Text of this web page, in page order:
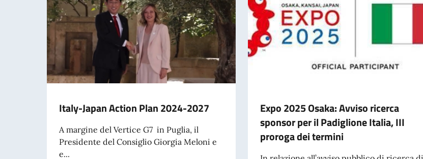
Italy-Japan Action Plan 2024-2027
A margine del Vertice G7 in Puglia, il
Presidente del Consiglio Giorgia Meloni e
e...
Expo 2025 Osaka: Avviso ricerca
sponsor per il Padiglione Italia, III
proroga dei termini